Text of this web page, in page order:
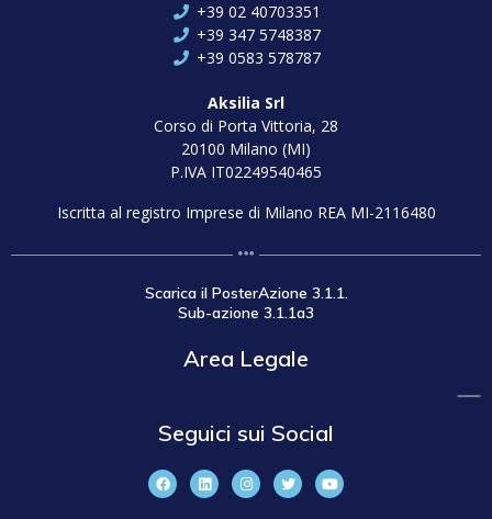
+39 02 40703351
+39 347 5748387
+39 0583 578787
Aksilia Srl
Corso di Porta Vittoria, 28
20100 Milano (MI)
P.IVA IT02249540465
Iscritta al registro Imprese di Milano REA MI-2116480
Scarica il PosterAzione 3.1.1.
Sub-azione 3.1.1a3
Area Legale
Seguici sui Social